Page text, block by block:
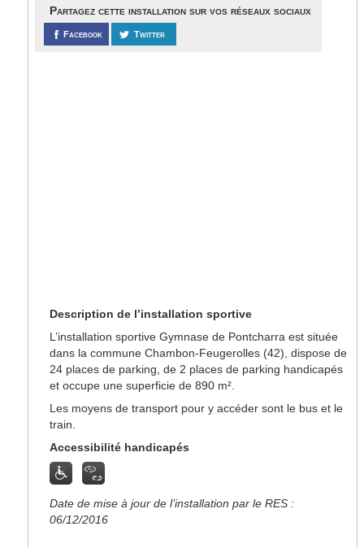
Partagez cette installation sur vos réseaux sociaux
Facebook Twitter
Description de l’installation sportive
L’installation sportive Gymnase de Pontcharra est située
dans la commune Chambon-Feugerolles (42), dispose de
24 places de parking, de 2 places de parking handicapés
et occupe une superficie de 890 m².
Les moyens de transport pour y accéder sont le bus et le
train.
Accessibilité handicapés
Date de mise à jour de l’installation par le RES :
06/12/2016